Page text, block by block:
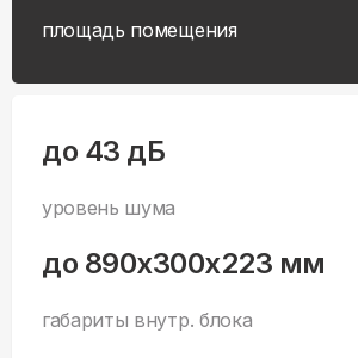
площадь помещения
до 43 дБ
уровень шума
до 890x300x223 мм
габариты внутр. блока